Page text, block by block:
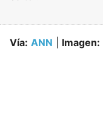
Vía: ANN Imagen: